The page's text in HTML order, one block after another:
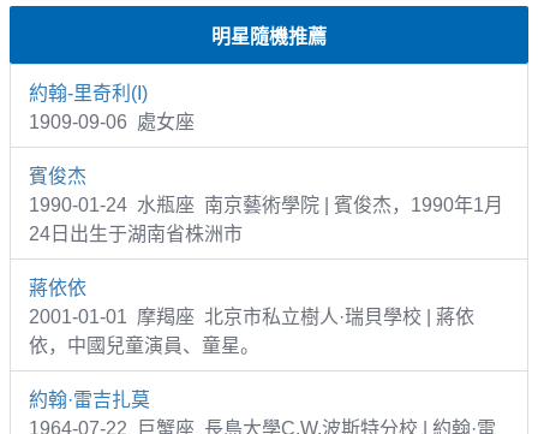
明星隨機推薦
約翰-里奇利(I)
1909-09-06 處女座
賓俊杰
1990-01-24 水瓶座 南京藝術學院 | 賓俊杰，1990年1月
24日出生于湖南省株洲市
蔣依依
2001-01-01 摩羯座 北京市私立樹人·瑞貝學校 | 蔣依
依，中國兒童演員、童星。
約翰·雷吉扎莫
1964-07-22 巨蟹座 長島大學C.W.波斯特分校 | 約翰·雷